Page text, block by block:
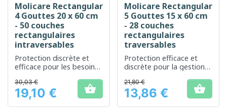
Molicare Rectangular
4 Gouttes 20 x 60 cm
- 50 couches
rectangulaires
intraversables
Protection discrète et
efficace pour les besoins
Prix
30,03 €
19,10 € 
Molicare Rectangular
5 Gouttes 15 x 60 cm
- 28 couches
rectangulaires
traversables
Protection efficace et
discrète pour la gestion
modérée
Prix
21,80 €
13,86 € 